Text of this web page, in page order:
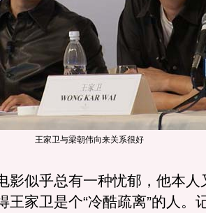
王家卫与梁朝伟向来关系很好
似乎总有一种忧郁，他本人
王家卫是个“冷酷疏离”的人。